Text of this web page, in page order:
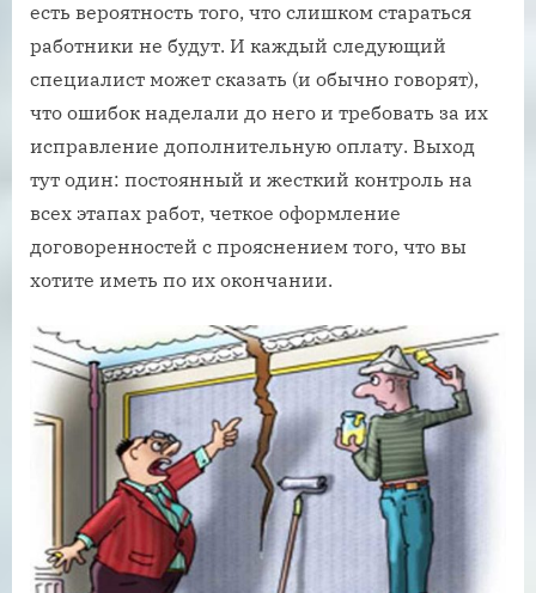
есть вероятность того, что слишком стараться
работники не будут. И каждый следующий
специалист может сказать (и обычно говорят),
что ошибок наделали до него и требовать за их
исправление дополнительную оплату. Выход
тут один: постоянный и жесткий контроль на
всех этапах работ, четкое оформление
договоренностей с прояснением того, что вы
хотите иметь по их окончании.